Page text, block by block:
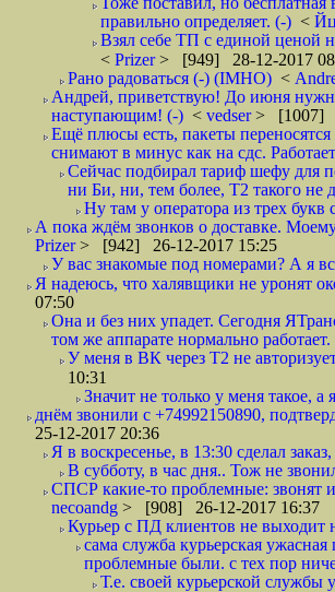
правильно определяет. (-) <
Взял себе ТП с единой ценой
< Prizer> [949] 28-12-2017
Рано радоваться (-) (IMHO) <
Андрей, приветствую! До июня
наступающим! (-) < vedser> [1007]
Ещё плюсы есть, пакеты
снимают в минус как на сдс.
Сейчас подбирал тариф шефу для
ни Би, ни, тем более, Т2 такого не
Ну там у оператора из трех букв
А пока ждём звонков о доставке.
Prizer> [942] 26-12-2017 15:25
У вас знакомые под номерами? А я
Я надеюсь, что халявщики не уронят
07:50
Она и без них упадет. Сегодня
том же аппарате нормально
У меня в ВК через Т2 не
10:31
Значит не только у меня такое, а
днём звонили с +74992150890,
25-12-2017 20:36
Я в воскресенье, в 13:30 сделал
В субботу, в час дня.. Тож не
СПСР какие-то проблемные: звонят
necoandg > [908] 26-12-2017 16:37
Курьер с ПД клиентов не выходит
сама служба курьерская
проблемные были. с тех пор
Т.е. своей курьерской службы